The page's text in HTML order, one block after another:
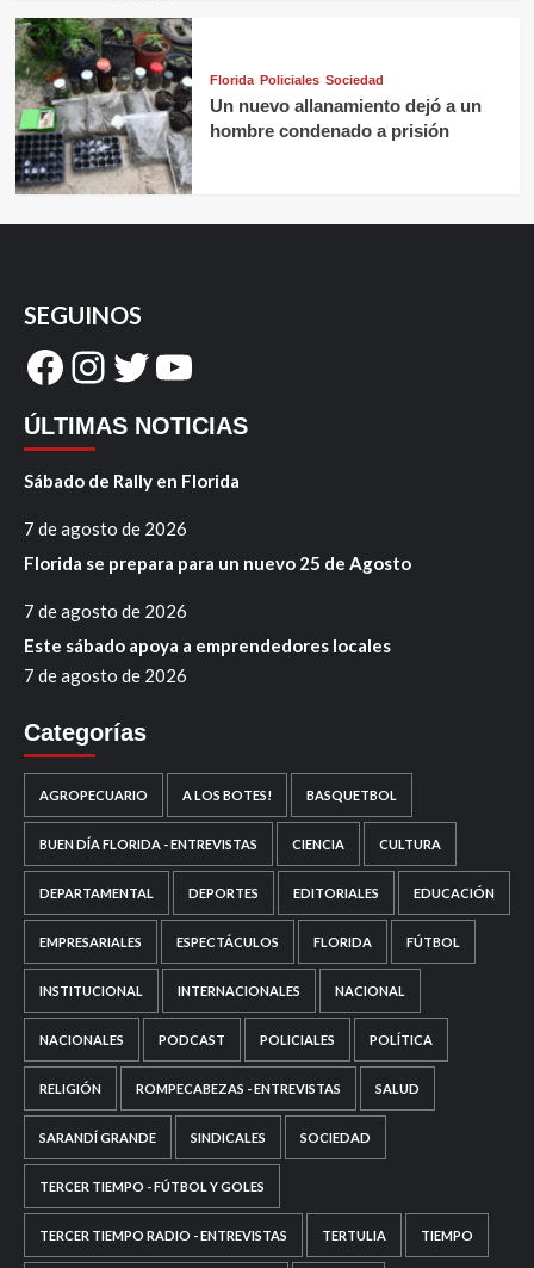
Florida Policiales Sociedad
Un nuevo allanamiento dejó a un
hombre condenado a prisión
SEGUINOS
Facebook
Instagram
Twitter
YouTube
ÚLTIMAS NOTICIAS
Sábado de Rally en Florida
7 de agosto de 2026
Florida se prepara para un nuevo 25 de Agosto
7 de agosto de 2026
Este sábado apoya a emprendedores locales
7 de agosto de 2026
Categorías
AGROPECUARIO A LOS BOTES! BASQUETBOL
BUEN DÍA FLORIDA - ENTREVISTAS CIENCIA CULTURA
DEPARTAMENTAL DEPORTES EDITORIALES EDUCACIÓN
EMPRESARIALES ESPECTÁCULOS FLORIDA FÚTBOL
INSTITUCIONAL INTERNACIONALES NACIONAL
NACIONALES PODCAST POLICIALES POLÍTICA
RELIGIÓN ROMPECABEZAS - ENTREVISTAS SALUD
SARANDÍ GRANDE SINDICALES SOCIEDAD
TERCER TIEMPO - FÚTBOL Y GOLES
TERCER TIEMPO RADIO - ENTREVISTAS TERTULIA TIEMPO